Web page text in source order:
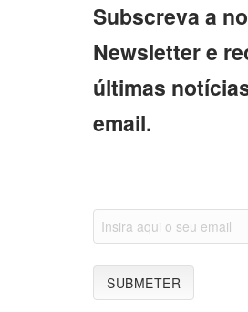
Subscreva a
Newsletter e
últimas
email.